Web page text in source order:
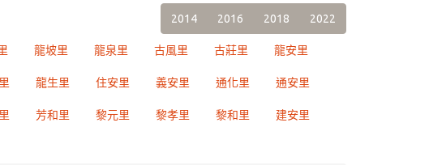
2014 2016 2018 2022
龍坡里 龍泉里 古風里 古莊里 龍安里
龍生里 住安里 義安里 通化里 通安里
芳和里 黎元里 黎孝里 黎和里 建安里